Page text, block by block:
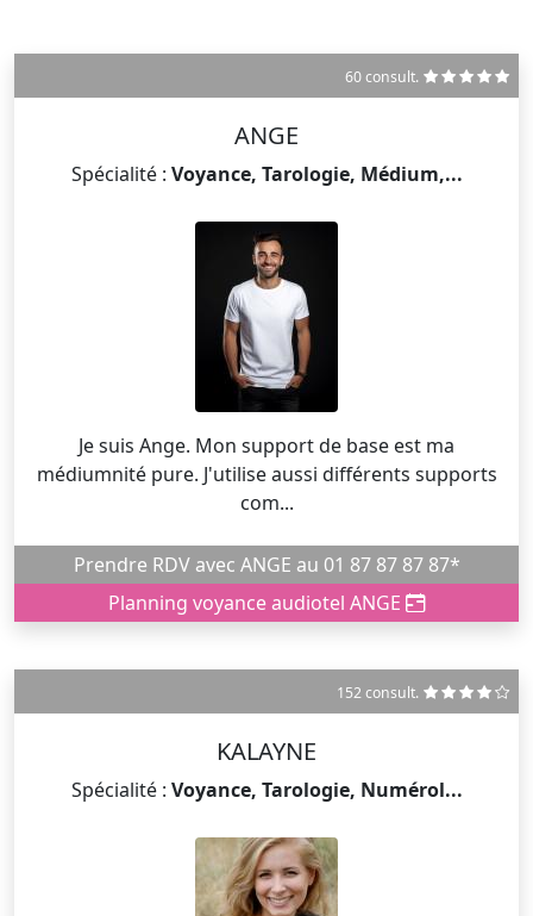
60 consult.
ANGE
Spécialité : Voyance, Tarologie, Médium,...
Je suis Ange. Mon support de base est ma
médiumnité pure. J'utilise aussi différents supports
com...
Prendre RDV avec ANGE au 01 87 87 87 87*
Planning voyance audiotel ANGE
152 consult.
KALAYNE
Spécialité : Voyance, Tarologie, Numérol...